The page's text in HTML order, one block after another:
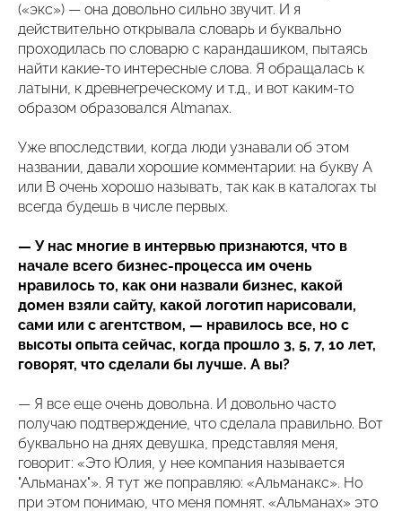
(«экс») — она довольно сильно звучит. И я
действительно открывала словарь и буквально
проходилась по словарю с карандашиком, пытаясь
найти какие-то интересные слова. Я обращалась к
латыни, к древнегреческому и т.д., и вот каким-то
образом образовался Almanax.
Уже впоследствии, когда люди узнавали об этом
названии, давали хорошие комментарии: на букву А
или В очень хорошо называть, так как в каталогах ты
всегда будешь в числе первых.
— У нас многие в интервью признаются, что в
начале всего бизнес-процесса им очень
нравилось то, как они назвали бизнес, какой
домен взяли сайту, какой логотип нарисовали,
сами или с агентством, — нравилось все, но с
высоты опыта сейчас, когда прошло 3, 5, 7, 10 лет,
говорят, что сделали бы лучше. А вы?
— Я все еще очень довольна. И довольно часто
получаю подтверждение, что сделала правильно. Вот
буквально на днях девушка, представляя меня,
говорит: «Это Юлия, у нее компания называется
"Альманах"». Я тут же поправляю: «Альманакс». Но
при этом понимаю, что меня помнят. «Альманах» это